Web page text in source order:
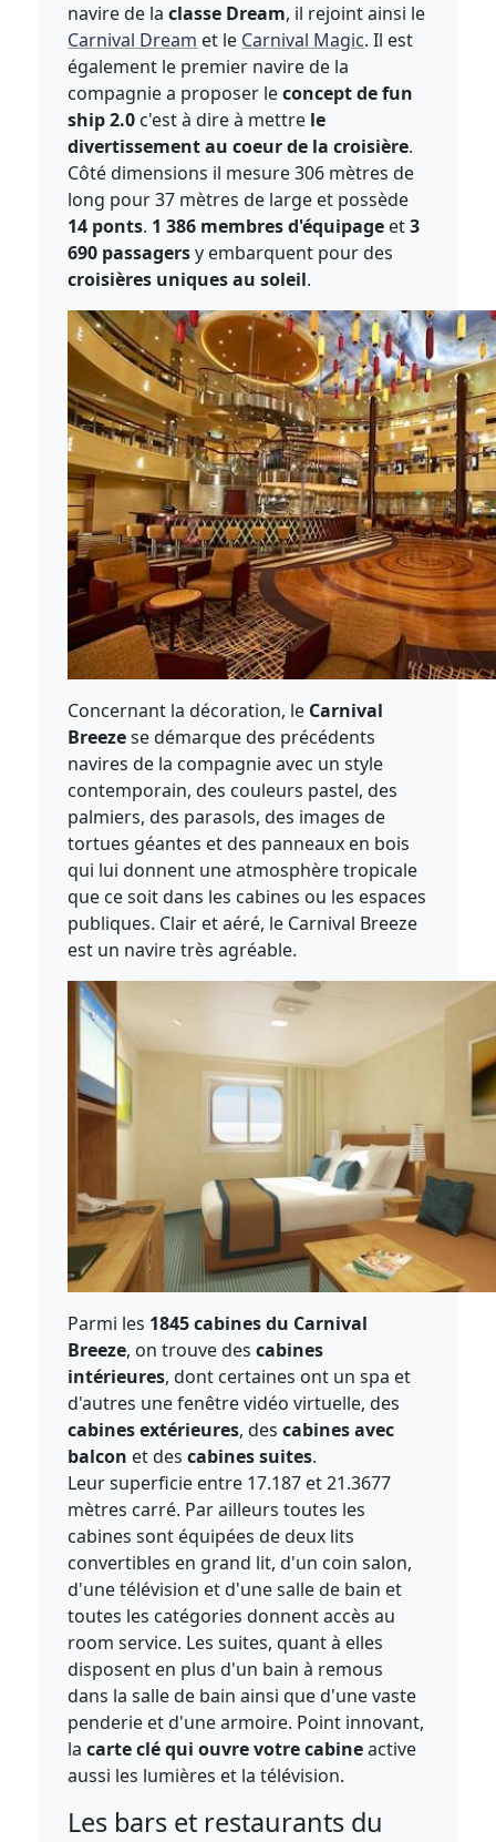
navire de laclasse Dream, il rejoint ainsi le
Carnival Dream et le Carnival Magic. Il est
également le premier navire de la
compagnie a proposer leconcept de fun
ship 2.0 c'est à dire à mettre le
divertissement au coeur de la croisière.
Côté dimensions il mesure 306 mètres de
long pour 37 mètres de large et possède
14 ponts. 1 386 membres d'équipage et3
690 passagersy embarquent pour des
croisières uniques au soleil.
Concernant la décoration, le Carnival
Breezese démarque des précédents
navires de la compagnie avec un style
contemporain, des couleurs pastel, des
palmiers, des parasols, des images de
tortues géantes et des panneaux en bois
qui lui donnent une atmosphère tropicale
que ce soit dans les cabines ou les espaces
publiques. Clair et aéré, le Carnival Breeze
est un navire très agréable.
Parmi les 1845 cabines du Carnival
Breeze, on trouve descabines
intérieures, dont certaines ont un spa et
d'autres une fenêtre vidéo virtuelle, des
cabines extérieures, descabines avec
balcon et descabines suites.
Leur superficie entre 17.187 et 21.3677
mètres carré. Par ailleurs toutes les
cabines sont équipées de deux lits
convertibles en grand lit, d'un coin salon,
d'une télévision et d'une salle de bain et
toutes les catégories donnent accès au
room service. Les suites, quant à elles
disposent en plus d'un bain à remous
dans la salle de bain ainsi que d'une vaste
penderie et d'une armoire. Point innovant,
lacarte clé qui ouvre votre cabineactive
aussi les lumières et la télévision.
Les bars et restaurants du